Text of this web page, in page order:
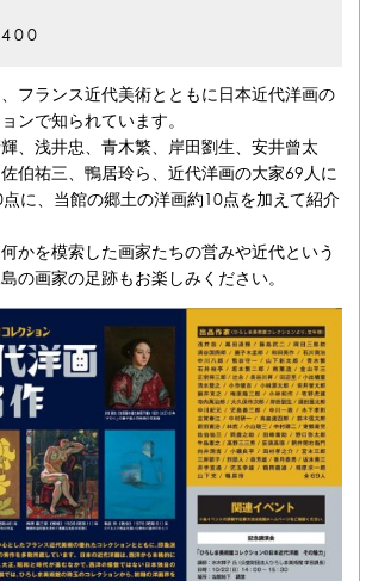
フランス近代美術とともに日本近代洋画の
ンで知られています。
、浅井忠、青木繁、岸田劉生、安井曾太
伯祐三、鴨居玲ら、近代洋画の大家69人に
に、当館の郷土の洋画約10点を加えて紹介
かを模索した画家たちの営みや近代という
の画家の足跡もお楽しみください。